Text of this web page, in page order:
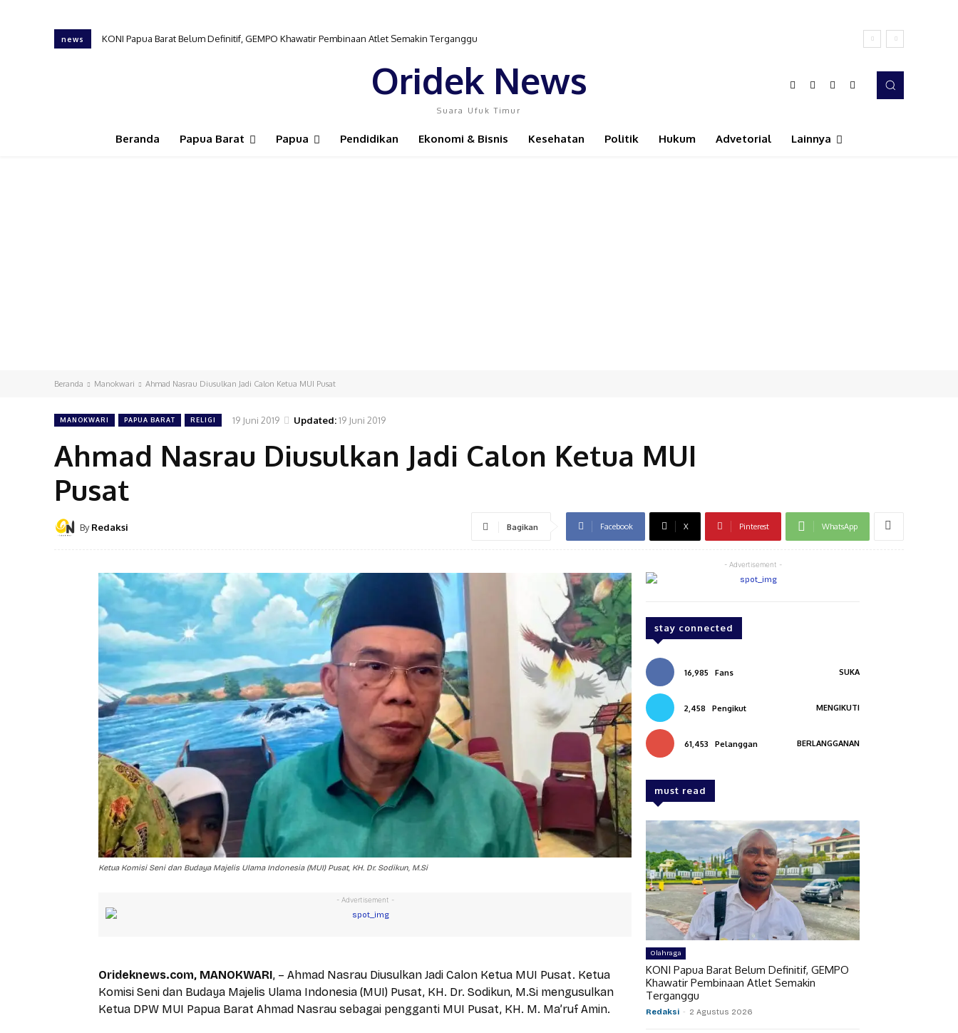
news KONI Papua Barat Belum Definitif, GEMPO Khawatir Pembinaan Atlet Semakin Terganggu
Oridek News
Suara Ufuk Timur
Beranda Papua Barat Papua Pendidikan Ekonomi & Bisnis Kesehatan Politik Hukum Advetorial Lainnya
Beranda Manokwari Ahmad Nasrau Diusulkan Jadi Calon Ketua MUI Pusat
MANOKWARI PAPUA BARAT RELIGI 19 Juni 2019 Updated:19 Juni 2019
Ahmad Nasrau Diusulkan Jadi Calon Ketua MUI
Pusat
By Redaksi Bagikan Facebook X Pinterest WhatsApp
Ketua Komisi Seni dan Budaya Majelis Ulama Indonesia (MUI) Pusat, KH. Dr. Sodikun, M.Si
- Advertisement -
Orideknews.com, MANOKWARI, – Ahmad Nasrau Diusulkan Jadi Calon Ketua MUI Pusat. Ketua
Komisi Seni dan Budaya Majelis Ulama Indonesia (MUI) Pusat, KH. Dr. Sodikun, M.Si mengusulkan
Ketua DPW MUI Papua Barat Ahmad Nasrau sebagai pengganti MUI Pusat, KH. M. Ma’ruf Amin.
- Advertisement -
stay connected
16,985 Fans SUKA
2,458 Pengikut MENGIKUTI
61,453 Pelanggan BERLANGGANAN
must read
Olahraga
KONI Papua Barat Belum Definitif, GEMPO
Khawatir Pembinaan Atlet Semakin
Terganggu
Redaksi - 2 Agustus 2026